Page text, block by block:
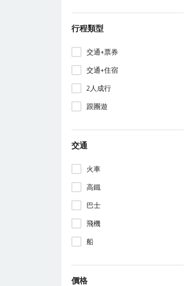
行程類型
交通+票券
交通+住宿
2人成行
跟團遊
交通
火車
高鐵
巴士
飛機
船
價格